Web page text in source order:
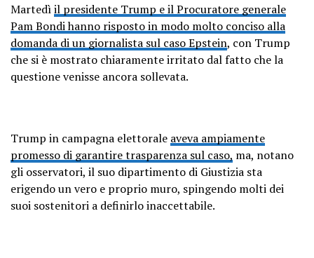
Martedìil presidente Trump e il Procuratore generale
Pam Bondi hanno risposto in modo molto conciso alla
domanda di un giornalista sul caso Epstein, con Trump
che si è mostrato chiaramente irritato dal fatto che la
questione venisse ancora sollevata.
Trump in campagna elettorale aveva ampiamente
promesso di garantire trasparenza sul caso, ma, notano
gli osservatori, il suo dipartimento di Giustizia sta
erigendo un vero e proprio muro, spingendo molti dei
suoi sostenitori a definirlo inaccettabile.